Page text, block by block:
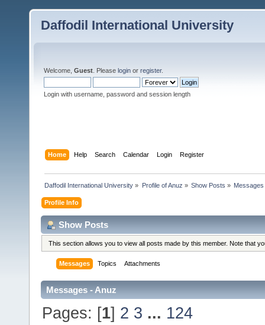
Daffodil International University
Welcome, Guest . Please login or register.
Login with username, password and session length
Home Help Search Calendar Login Register
Daffodil International University » Profile of Anuz » Show Posts » Messages
Profile Info
Show Posts
This section allows you to view all posts made by this member. Note that
Messages Topics Attachments
Messages - Anuz
Pages: [1] 2 3 ... 124